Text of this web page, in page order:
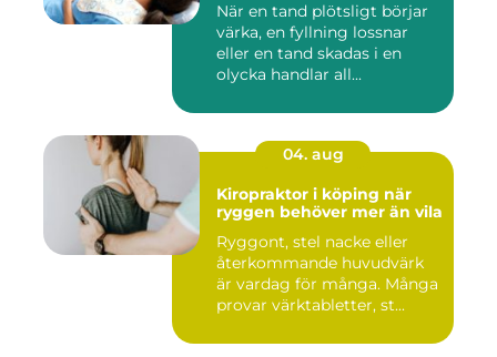
När en tand plötsligt börjar
värka, en fyllning lossnar
eller en tand skadas i en
olycka handlar all...
04. aug
Kiropraktor i köping när
ryggen behöver mer än vila
Ryggont, stel nacke eller
återkommande huvudvärk
är vardag för många. Många
provar värktabletter, st...